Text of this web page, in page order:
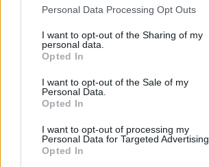
Personal Data Processing Opt Outs
I want to opt-out of the Sharing of my
personal data.
Opted In
I want to opt-out of the Sale of my
Personal Data.
Opted In
I want to opt-out of processing my
Personal Data for Targeted Advertising.
Opted In